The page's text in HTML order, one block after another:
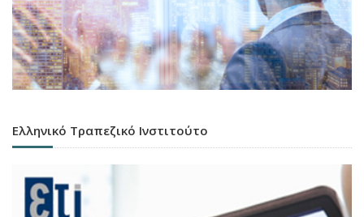
Ελληνικό Τραπεζικό Ινστιτούτο